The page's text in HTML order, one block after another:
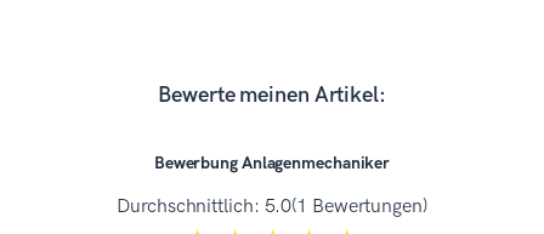
Bewerte meinen Artikel:
Bewerbung Anlagenmechaniker
Durchschnittlich: 5.0(1 Bewertungen)